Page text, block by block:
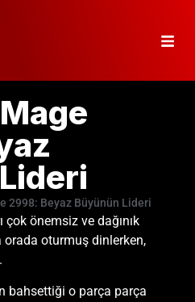
2998: Beyaz Büyünün Lideri
çok önemsiz ve dağınık
oturmuş dinlerken,
bahsettiği o parça parça